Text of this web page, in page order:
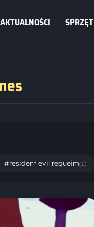
AKTUALNOŚCI SPRZĘT
#resident evil requeim(1)